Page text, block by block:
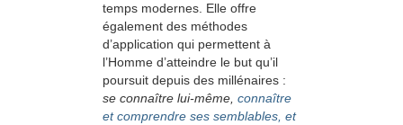
temps modernes. Elle offre
également des méthodes
d’application qui permettent à
l’Homme d’atteindre le but qu’il
poursuit depuis des millénaires :
se connaître lui-même, connaître
et comprendre ses semblables, et